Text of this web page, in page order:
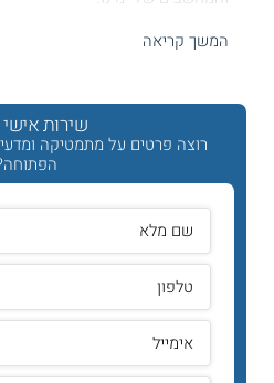
תכנית הלימודים
לשלל ענפים מהותיים במתמטיקה
אלגברה, לוגיקה, תורת המספרים,
באים לטפח
הסטודנטים ולהעניק להם ידע
המחשב. הקורסים משלבים בין
ההנדסי של הענף. כך התלמידים
פתרונות לבעיות נתונות, וכן
מחשבים ותוכנה מורכבות.
מתכונת הלימוד
שיטת הלימוד במסלול זה משלבת
פרונטליים עם טכנולוגיה מתקדמת
המשך קריאה
שירות
רוצה פרטים על מתמטיקה